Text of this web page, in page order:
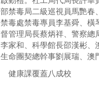
部禁毒局二級巡視員馬艷春
禁毒處禁毒專員李基舜、橫
督管理局長蔡炳祥、警察總
李家和、科學館長邵漢彬、
生命團契總幹事劉展瑞、澳
健康課覆蓋八成校